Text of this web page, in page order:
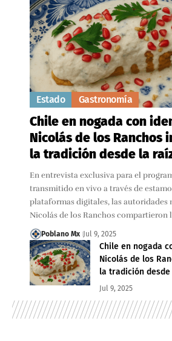
Estado Gastronomía
Chile en nogada con
Nicolás de los Ranchos
la tradición desde la
En entrevista exclusiva para el
transmitido en vivo a través de
plataformas digitales, las autoridades
Nicolás de los Ranchos compartieron
Poblano Mx Jul 9, 2025
Chile en nogada
Nicolás de los
la tradición
Jul 9, 2025